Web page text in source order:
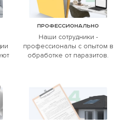
Профессионально
Наши сотрудники -
профессионалы с опытом в
обработке от паразитов.